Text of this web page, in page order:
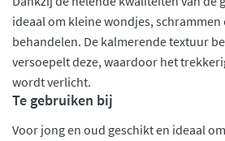
ideaal om kleine wondjes,
behandelen. De kalmerende textuur
versoepelt deze, waardoor het
wordt verlicht.
Te gebruiken bij
Voor jong en oud geschikt en ideaal